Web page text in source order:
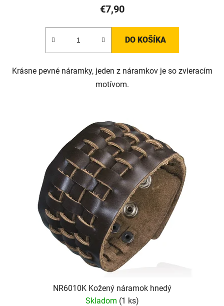
€7,90
DO KOŠÍKA
Krásne pevné náramky, jeden z náramkov je so zvieracím
motívom.
NR6010K Kožený náramok hnedý
Skladom (1 ks)